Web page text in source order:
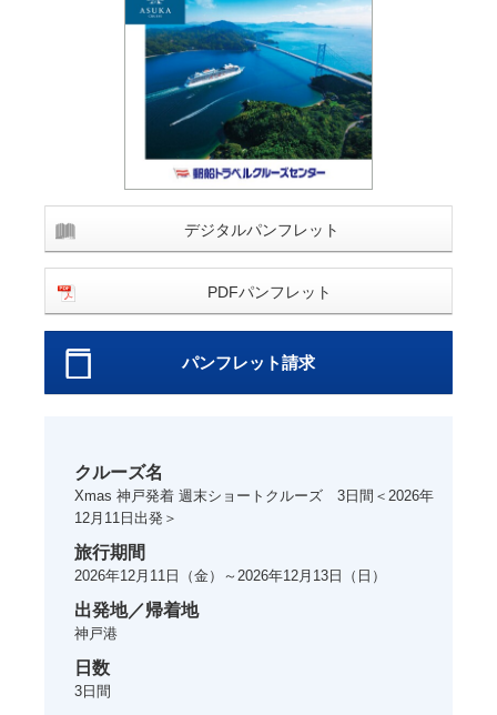
デジタルパンフレット
PDFパンフレット
パンフレット請求
クルーズ名
Xmas 神戸発着 週末ショートクルーズ 3日間＜2026年
12月11日出発＞
旅行期間
2026年12月11日 （金）～ 2026年12月13日 （日）
出発地／帰着地
神戸港
日数
3 日間